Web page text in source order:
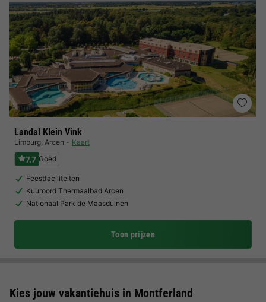
Landal Klein Vink
Limburg, Arcen Kaart
7.7 Goed
Feestfaciliteiten
Kuuroord Thermaalbad Arcen
Nationaal Park de Maasduinen
Toon prijzen
Kies jouw vakantiehuis in Montferland